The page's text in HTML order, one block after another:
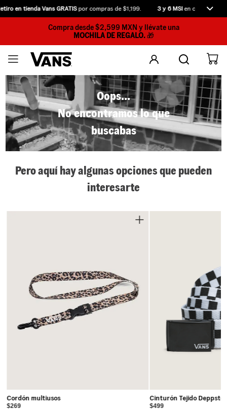
en tienda Vans GRATISpor compras de $1,199. 3 y 6 MSIen compras
Compra desde $2,599 MXN y llévate una
MOCHILA DE REGALO.🎁
Oops...
No encontramos lo que
buscabas
Pero aquí hay algunas opciones que pueden
interesarte
Cordón multiusos
$269
Cinturón Tejido Deppster
$499